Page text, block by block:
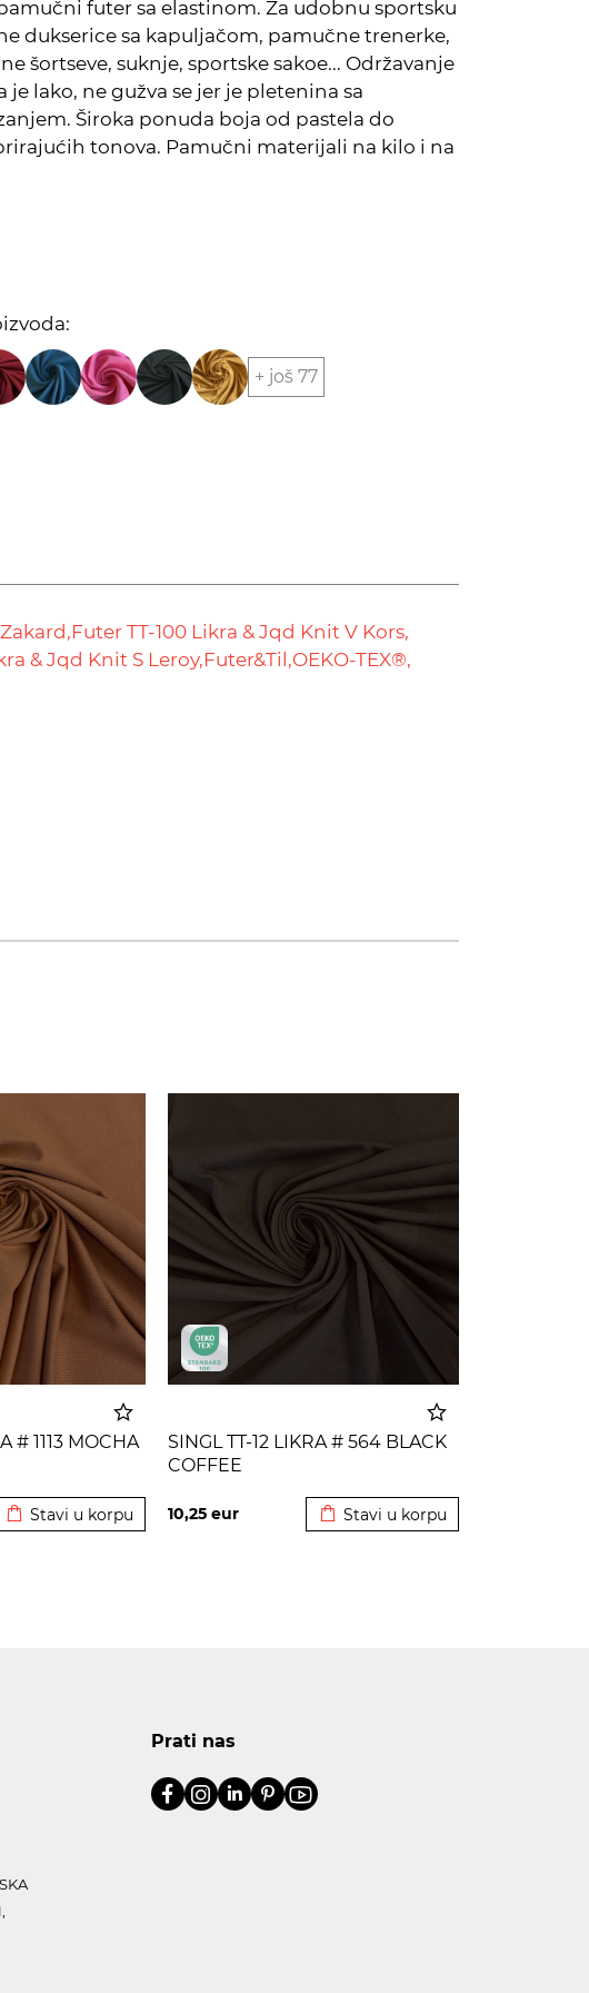
futer sa elastinom. Za udobnu sportsku
dukserice sa kapuljačom, pamučne trenerke,
šortseve, suknje, sportske sakoe... Održavanje
lako, ne gužva se jer je pletenina sa
Široka ponuda boja od pastela do
tonova. Pamučni materijali na kilo i na
+ još 77
Futer TT-100 Likra & Jqd Knit V Kors,
& Jqd Knit S Leroy,Futer&Til,OEKO-TEX®,
# 1113 MOCHA
Stavi u korpu
SINGL TT-12 LIKRA # 564 BLACK
COFFEE
10,25 eur Stavi u korpu
Prati nas